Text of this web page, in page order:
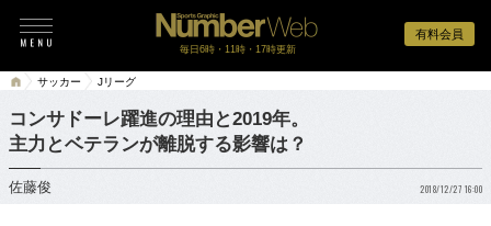
有料会員
毎日6時・11時・17時更新
サッカー Jリーグ
コンサドーレ躍進の理由と2019年。
主力とベテランが離脱する影響は？
佐藤俊 2018/12/27 16:00